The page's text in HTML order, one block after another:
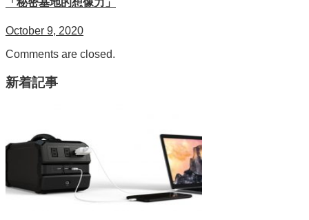
October 9, 2020
Comments are closed.
新着記事